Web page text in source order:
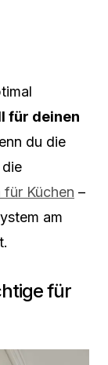
für deinen
du die
für Küchen –
am
für